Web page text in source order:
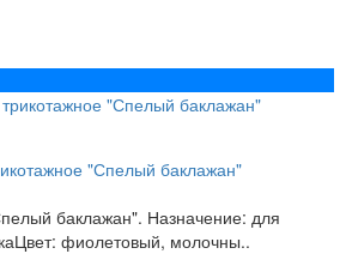
"Спелый баклажан"
баклажан". Назначение: для
фиолетовый, молочны..